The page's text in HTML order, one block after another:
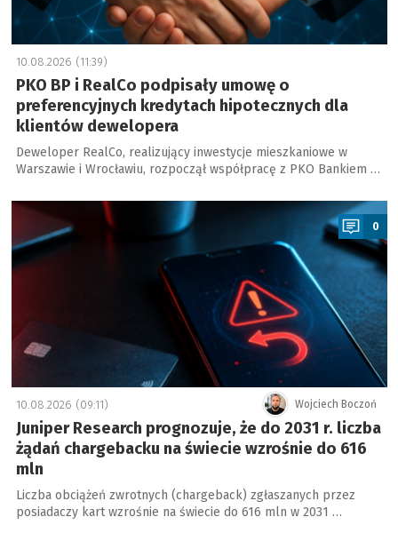
10.08.2026 (11:39)
PKO BP i RealCo podpisały umowę o
preferencyjnych kredytach hipotecznych dla
klientów dewelopera
Deweloper RealCo, realizujący inwestycje mieszkaniowe w
Warszawie i Wrocławiu, rozpoczął współpracę z PKO Bankiem …
a
0
Wojciech Boczoń
10.08.2026 (09:11)
Juniper Research prognozuje, że do 2031 r. liczba
żądań chargebacku na świecie wzrośnie do 616
mln
Liczba obciążeń zwrotnych (chargeback) zgłaszanych przez
posiadaczy kart wzrośnie na świecie do 616 mln w 2031 …